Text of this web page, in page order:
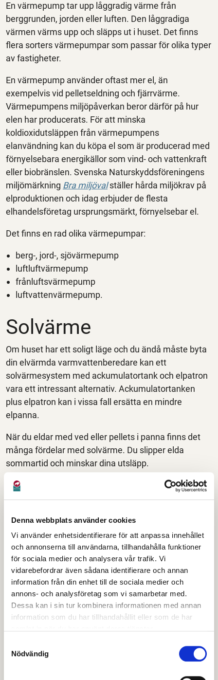
Denna webbplats använder cookies
Vi använder enhetsidentifierare för att anpassa innehållet
och annonserna till användarna, tillhandahålla funktioner
för sociala medier och analysera vår trafik. Vi
vidarebefordrar även sådana identifierare och annan
information från din enhet till de sociala medier och
annons- och analysföretag som vi samarbetar med.
Dessa kan i sin tur kombinera informationen med annan
information som du har tillhandahållit eller som de har
Nödvändig
En värmepump tar upp låggradig värme från
berggrunden, jorden eller luften. Den låggradiga
värmen värms upp och släpps ut i huset. Det finns
flera sorters värmepumpar som passar för olika typer
av fastigheter.
En värmepump använder oftast mer el, än
exempelvis vid pelletseldning och fjärrvärme.
Värmepumpens miljöpåverkan beror därför på hur
elen har producerats. För att minska
koldioxidutsläppen från värmepumpens
elanvändning kan du köpa el som är producerad med
förnyelsebara energikällor som vind- och vattenkraft
eller biobränslen. Svenska Naturskyddsföreningens
miljömärkning Bra miljövalställer hårda miljökrav på
elproduktionen och idag erbjuder de flesta
elhandelsföretag ursprungsmärkt, förnyelsebar el.
Det finns en rad olika värmepumpar:
berg-, jord-, sjövärmepump
luftluftvärmepump
frånluftsvärmepump
luftvattenvärmepump.
Solvärme
Om huset har ett soligt läge och du ändå måste byta
din elvärmda varmvattenberedare kan ett
solvärmesystem med ackumulatortank och elpatron
vara ett intressant alternativ. Ackumulatortanken
plus elpatron kan i vissa fall ersätta en mindre
elpanna.
När du eldar med ved eller pellets i panna finns det
många fördelar med solvärme. Du slipper elda
sommartid och minskar dina utsläpp.
Pelletskaminer
En pelletskamin kan stå för upp till 70 procent av
värmen i ett småhus med direktvärme. Huset bör ha
en öppen planlösning så att värmen kan spridas på
ett bra sätt. Det finns vattenmantlade kaminer som
både värmer rumsluften och varmvatten. Dessa kan
användas i husets vattenburna värmesystem eller
som tappvarmvatten.
pelletspannor